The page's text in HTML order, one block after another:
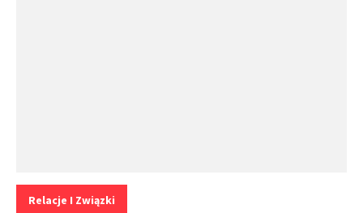
Kategorie:
Relacje I Związki